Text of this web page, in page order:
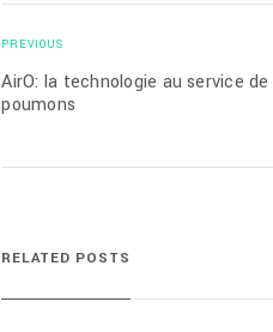
PREVIOUS
AirO: la technologie au service de
poumons
RELATED POSTS